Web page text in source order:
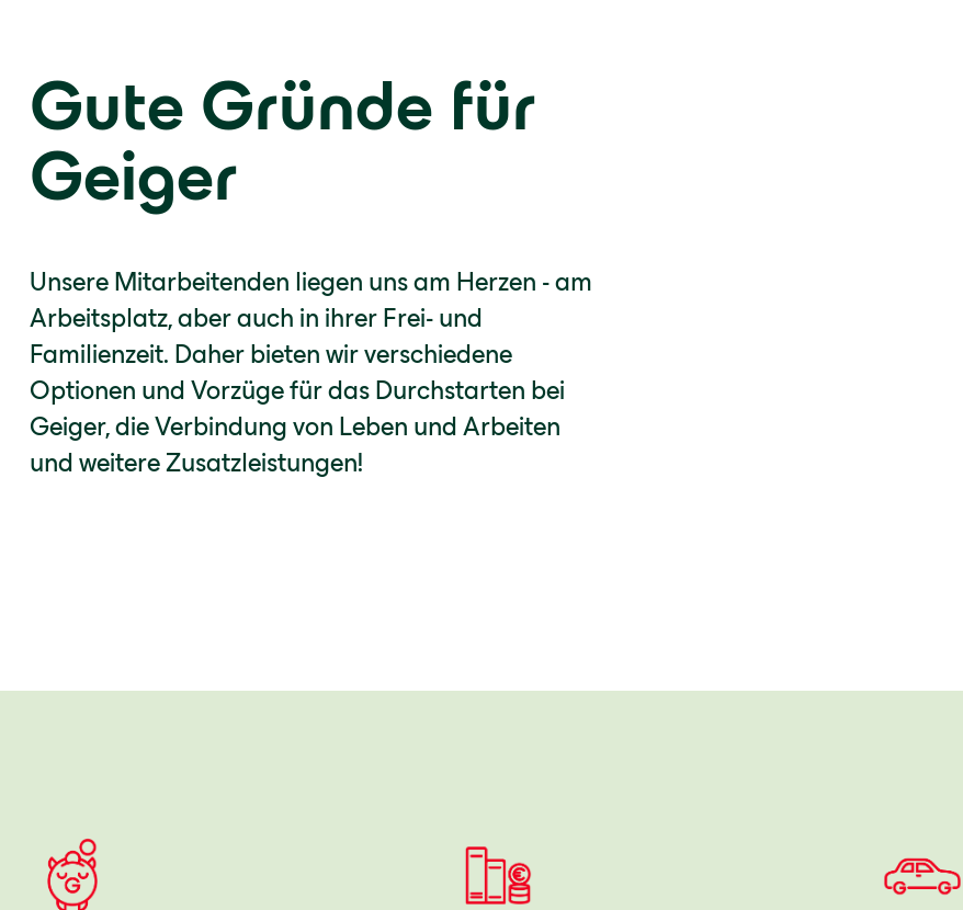
Gute Gründe für
Geiger
Unsere Mitarbeitenden liegen uns am Herzen - am
Arbeitsplatz, aber auch in ihrer Frei- und
Familienzeit. Daher bieten wir verschiedene
Optionen und Vorzüge für das Durchstarten bei
Geiger, die Verbindung von Leben und Arbeiten
und weitere Zusatzleistungen!